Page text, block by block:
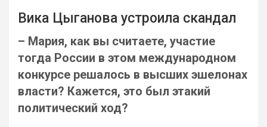
Вика Цыганова устроила скандал
– Мария, как вы считаете, участие
тогда России в этом международном
конкурсе решалось в высших эшелонах
власти? Кажется, это был этакий
политический ход?